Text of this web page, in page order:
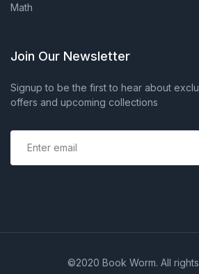
Math
Join Our Newsletter
Signup to be the first to hear about
offers and upcoming collections
E
a
©2020 Book Worm. All